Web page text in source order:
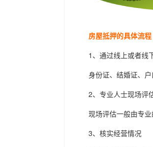
房屋抵押的具体流程
1、通过线上或者线下
身份证、结婚证、户
2、专业人士现场评
现场评估一般由专业
3、核实经营情况